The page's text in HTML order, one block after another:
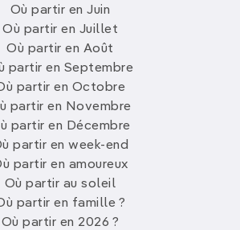
Où partir en Juin
Où partir en Juillet
Où partir en Août
partir en Septembre
partir en Octobre
partir en Novembre
partir en Décembre
partir en week-end
partir en amoureux
Où partir au soleil
partir en famille ?
Où partir en 2026 ?